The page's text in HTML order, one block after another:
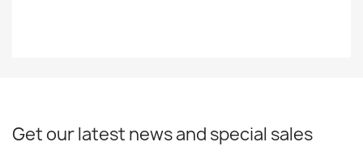
Get our latest news and special sales